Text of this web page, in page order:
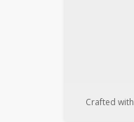
Crafted with